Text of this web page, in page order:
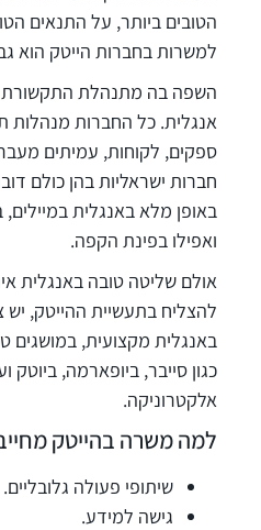
הטובים ביותר, על התנאים
למשרות בחברות הייטק הוא
השפה בה מתנהלת התקשורת
אנגלית. כל החברות
ספקים, לקוחות, עמיתים
חברות ישראליות בהן כולם
באופן מלא באנגלית במיילים,
ואפילו בפינת הקפה.
אולם שליטה טובה באנגלית
להצליח בתעשיית ההייטק,
באנגלית מקצועית, במושגים
אלקטרוניקה.
למה משרה בהייטק
שיתופי פעולה גלובליים.
גישה למידע.